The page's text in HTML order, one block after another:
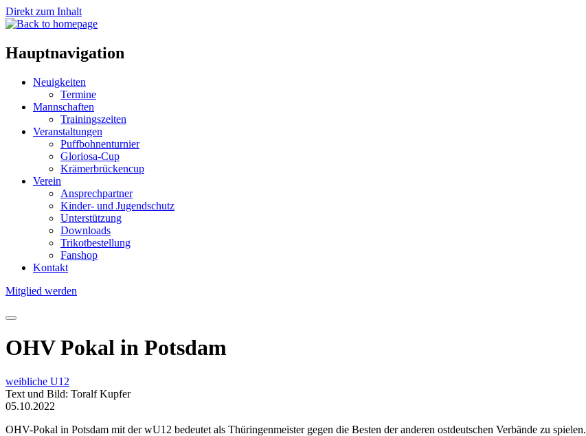
Direkt zum Inhalt
Hauptnavigation
Neuigkeiten
Termine
Mannschaften
Trainingszeiten
Veranstaltungen
Puffbohnenturnier
Gloriosa-Cup
Krämerbrückencup
Verein
Ansprechpartner
Kinder- und Jugendschutz
Unterstützung
Downloads
Trikotbestellung
Fanshop
Kontakt
Mitglied werden
OHV Pokal in Potsdam
weibliche U12
Text und Bild: Toralf Kupfer
05.10.2022
OHV-Pokal in Potsdam mit der wU12 bedeutet als Thüringenmeister gegen die Besten der anderen ostdeutschen Verbände zu spielen.